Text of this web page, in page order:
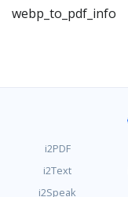
webp_to_pdf_info
i2PDF
i2Text
i2Speak